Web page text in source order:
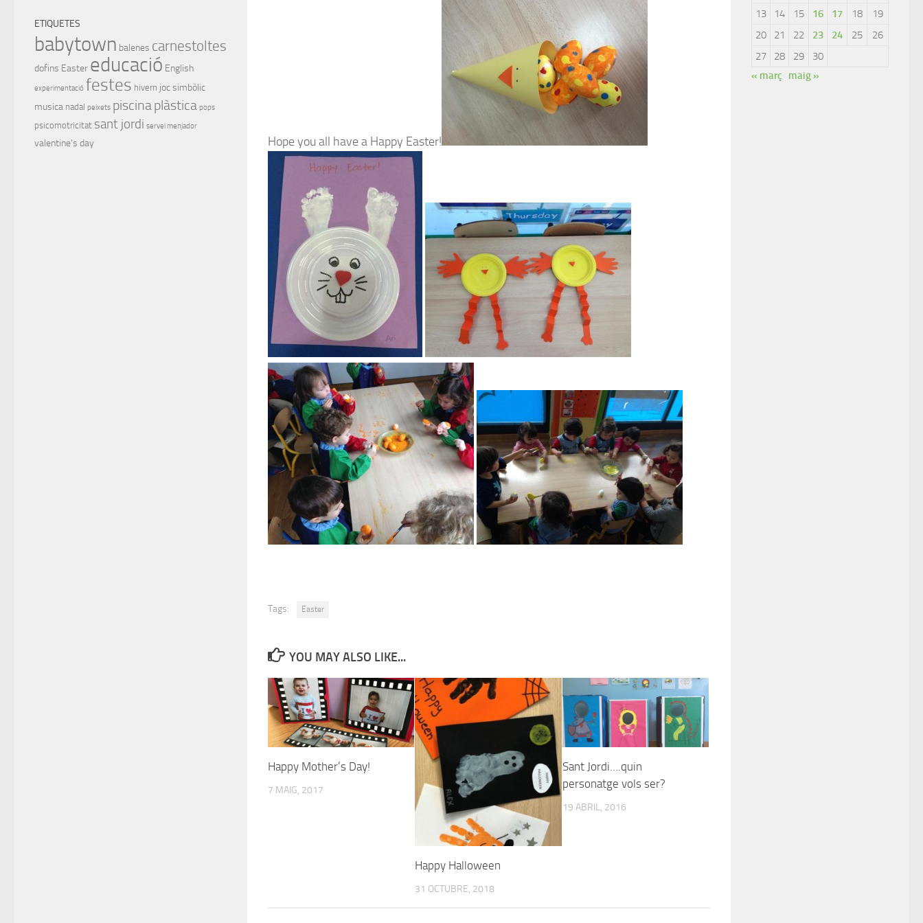
Hope you all have a Happy Easter!
Tags: Easter
YOU MAY ALSO LIKE...
Happy Mother’s Day!
7 MAIG, 2017
Happy Halloween
31 OCTUBRE, 2018
Sant Jordi….quin
personatge vols ser?
19 ABRIL, 2016
ETIQUETES
babytown balenes carnestoltes
dofins Easter educació English
experimentació festes hivern joc simbòlic
musica nadal peixets piscinaplàstica pops
psicomotricitat sant jordi servei menjador
valentine's day
13
14 15 16 17 18
19
20
21 22 23 24 25
26
27
28 29
30
« març
maig »